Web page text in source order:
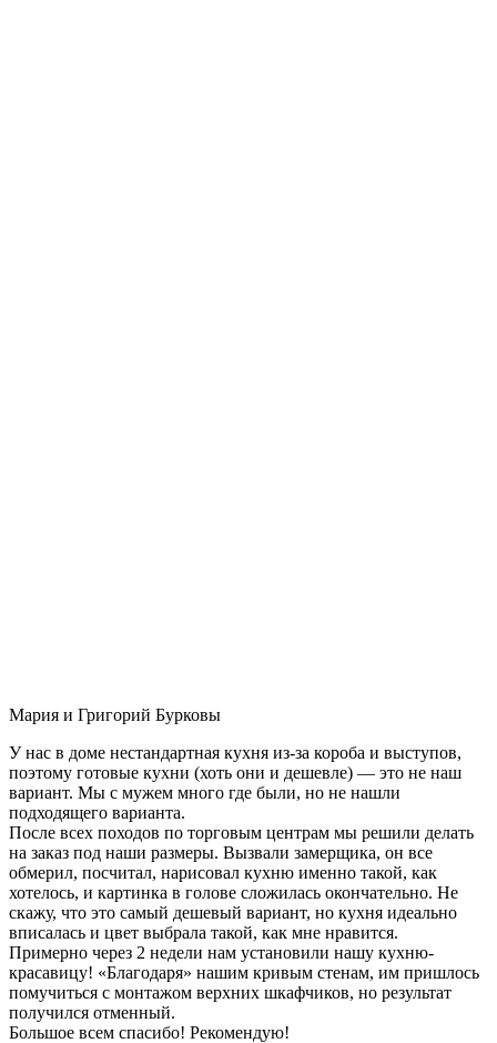
Мария и Григорий Бурковы
У нас в доме нестандартная кухня из-за короба и выступов,
поэтому готовые кухни (хоть они и дешевле) — это не наш
вариант. Мы с мужем много где были, но не нашли
подходящего варианта.
После всех походов по торговым центрам мы решили делать
на заказ под наши размеры. Вызвали замерщика, он все
обмерил, посчитал, нарисовал кухню именно такой, как
хотелось, и картинка в голове сложилась окончательно. Не
скажу, что это самый дешевый вариант, но кухня идеально
вписалась и цвет выбрала такой, как мне нравится.
Примерно через 2 недели нам установили нашу кухню-
красавицу! «Благодаря» нашим кривым стенам, им пришлось
помучиться с монтажом верхних шкафчиков, но результат
получился отменный.
Большое всем спасибо! Рекомендую!